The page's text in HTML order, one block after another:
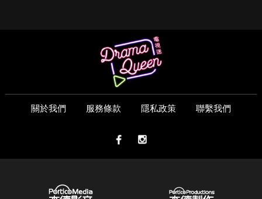
關於我們 服務條款 隱私政策 聯繫我們